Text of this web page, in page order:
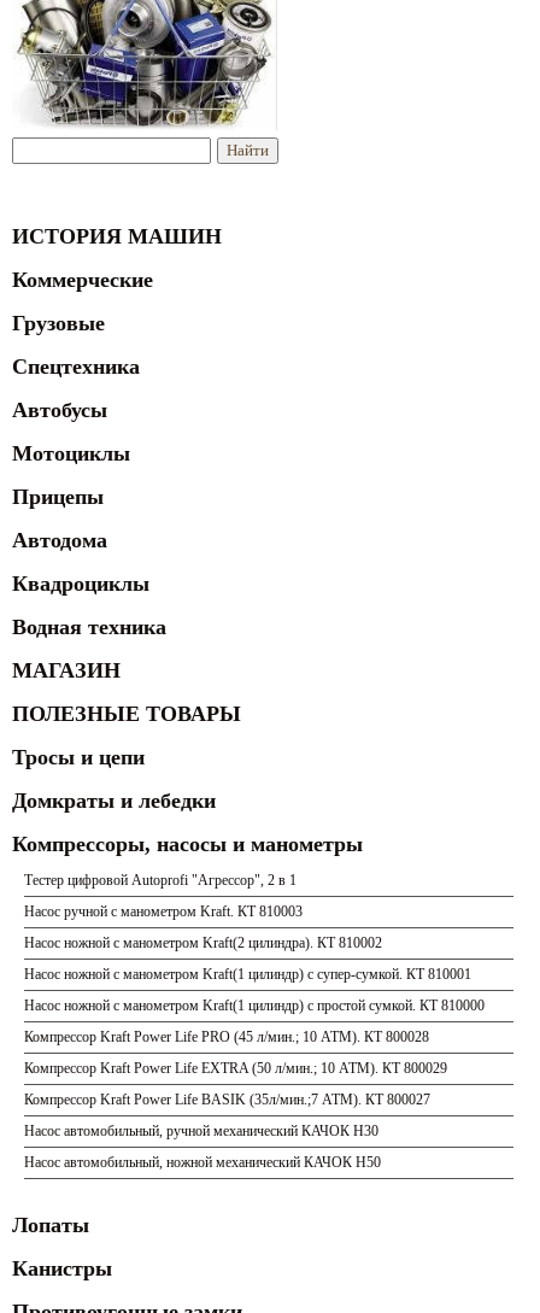
ИСТОРИЯ МАШИН
Коммерческие
Грузовые
Спецтехника
Автобусы
Мотоциклы
Прицепы
Автодома
Квадроциклы
Водная техника
МАГАЗИН
ПОЛЕЗНЫЕ ТОВАРЫ
Тросы и цепи
Домкраты и лебедки
Компрессоры, насосы и манометры
Тестер цифровой Autoprofi "Агрессор", 2 в 1
Насос ручной с манометром Kraft. КТ 810003
Насос ножной с манометром Kraft(2 цилиндра). КТ 810002
Насос ножной с манометром Kraft(1 цилиндр) с супер-сумкой. КТ 810001
Насос ножной с манометром Kraft(1 цилиндр) с простой сумкой. КТ 810000
Компрессор Kraft Power Life PRO (45 л/мин.; 10 АТМ). КТ 800028
Компрессор Kraft Power Life EXTRA (50 л/мин.; 10 АТМ). КТ 800029
Компрессор Kraft Power Life BASIK (35л/мин.;7 АТМ). КТ 800027
Насос автомобильный, ручной механический КАЧОК Н30
Насос автомобильный, ножной механический КАЧОК Н50
Лопаты
Канистры